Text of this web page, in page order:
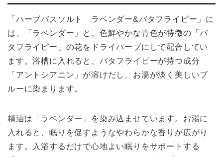
「ハーブバスソルト ラベンダー&バタフライピー」に
は、「ラベンダー」と、色鮮やかな青色が特徴の「バ
タフライピー」の花をドライハーブにして配合してい
ます。浴槽に入れると、バタフライピーが持つ成分
「アントシアニン」が溶けだし、お湯が淡く美しいブ
ルーに染まります。
精油は「ラベンダー」を染み込ませています。お湯に
入れると、眠りを促すようなやわらかな香りが広がり
ます。入浴するだけで心地よい眠りをサポートする